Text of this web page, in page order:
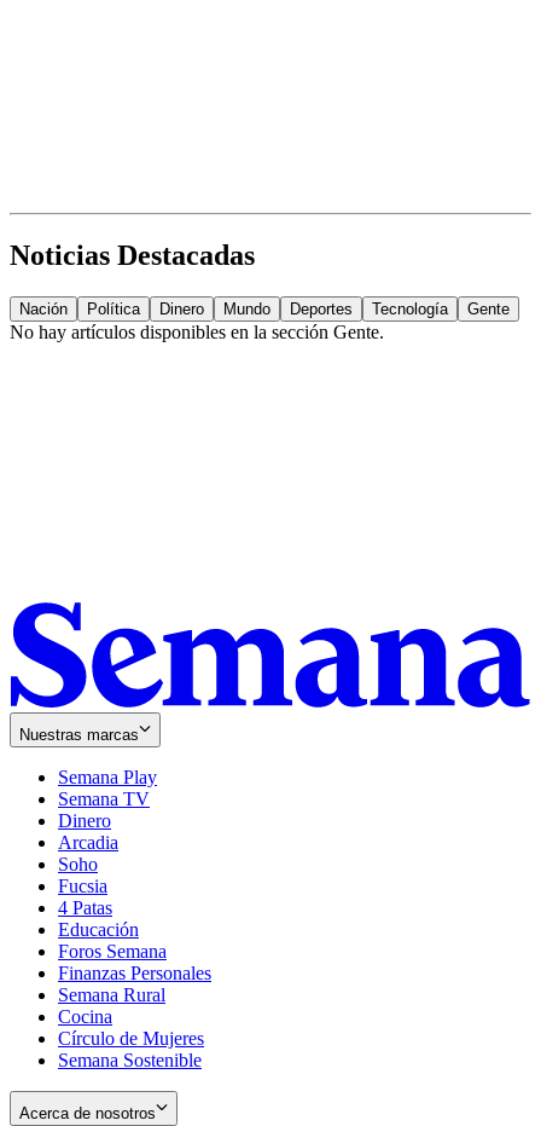
Noticias Destacadas
Nación Política Dinero Mundo Deportes Tecnología Gente
No hay artículos disponibles en la sección Gente.
Nuestras marcas
Semana Play
Semana TV
Dinero
Arcadia
Soho
in
new
window
Fucsia
in
new
window
4 Patas
Educación
Foros Semana
Finanzas Personales
Semana Rural
Cocina
Círculo de Mujeres
Semana Sostenible
Acerca de nosotros